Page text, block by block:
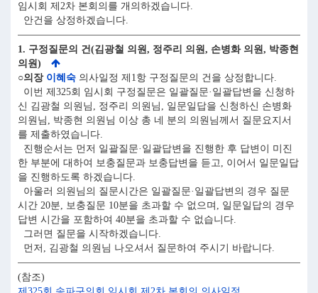
임시회 제2차 본회의를 개의하겠습니다.
안건을 상정하겠습니다.
1. 구정질문의 건(김광철 의원, 정주리 의원, 손병화 의원, 박종현
의원)
○의장 이혜숙 의사일정 제1항 구정질문의 건을 상정합니다.
이번 제325회 임시회 구정질문은 일괄질문·일괄답변을 신청하
신 김광철 의원님, 정주리 의원님, 일문일답을 신청하신 손병화
의원님, 박종현 의원님 이상 총 네 분의 의원님께서 질문요지서
를 제출하였습니다.
진행순서는 먼저 일괄질문·일괄답변을 진행한 후 답변이 미진
한 부분에 대하여 보충질문과 보충답변을 듣고, 이어서 일문일답
을 진행하도록 하겠습니다.
아울러 의원님의 질문시간은 일괄질문·일괄답변의 경우 질문
시간 20분, 보충질문 10분을 초과할 수 없으며, 일문일답의 경우
답변 시간을 포함하여 40분을 초과할 수 없습니다.
그러면 질문을 시작하겠습니다.
먼저, 김광철 의원님 나오셔서 질문하여 주시기 바랍니다.
(참조)